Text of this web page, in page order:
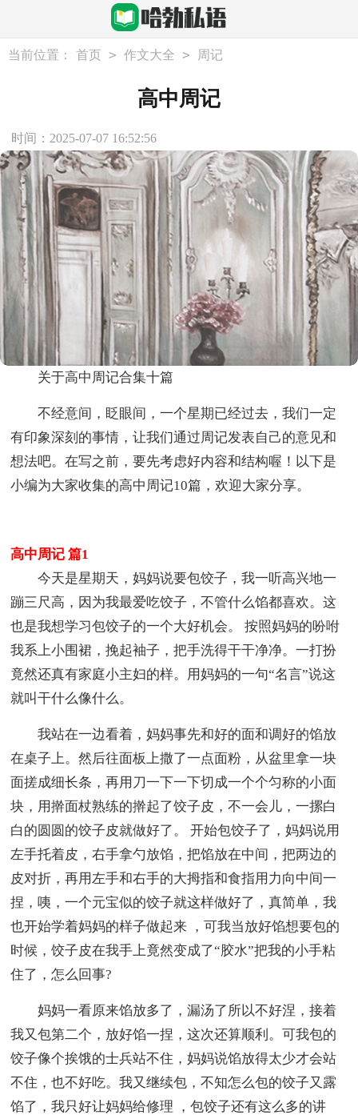
当前位置： 首页 > 作文大全 > 周记
高中周记
时间：2025-07-07 16:52:56
关于高中周记合集十篇
不经意间，眨眼间，一个星期已经过去，我们一定
有印象深刻的事情，让我们通过周记发表自己的意见和
想法吧。在写之前，要先考虑好内容和结构喔！以下是
小编为大家收集的高中周记10篇，欢迎大家分享。
高中周记 篇1
今天是星期天，妈妈说要包饺子，我一听高兴地一
蹦三尺高，因为我最爱吃饺子，不管什么馅都喜欢。这
也是我想学习包饺子的一个大好机会。 按照妈妈的吩咐
我系上小围裙，挽起袖子，把手洗得干干净净。一打扮
竟然还真有家庭小主妇的样。用妈妈的一句“名言”说这
就叫干什么像什么。
我站在一边看着，妈妈事先和好的面和调好的馅放
在桌子上。然后往面板上撒了一点面粉，从盆里拿一块
面搓成细长条，再用刀一下一下切成一个个匀称的小面
块，用擀面杖熟练的擀起了饺子皮，不一会儿，一摞白
白的圆圆的饺子皮就做好了。 开始包饺子了，妈妈说用
左手托着皮，右手拿勺放馅，把馅放在中间，把两边的
皮对折，再用左手和右手的大拇指和食指用力向中间一
捏，咦，一个元宝似的饺子就这样做好了，真简单，我
也开始学着妈妈的样子做起来 ，可我当放好馅想要包的
时候，饺子皮在我手上竟然变成了“胶水”把我的小手粘
住了，怎么回事?
妈妈一看原来馅放多了，漏汤了所以不好涅，接着
我又包第二个，放好馅一捏，这次还算顺利。可我包的
饺子像个挨饿的士兵站不住，妈妈说馅放得太少才会站
不住，也不好吃。我又继续包，不知怎么包的饺子又露
馅了，我只好让妈妈给修理 ，包饺子还有这么多的讲